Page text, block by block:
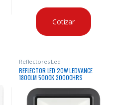
Cotizar
Reflectores Led
REFLECTOR LED 20W LEDVANCE
1800LM 5000K 30000HRS